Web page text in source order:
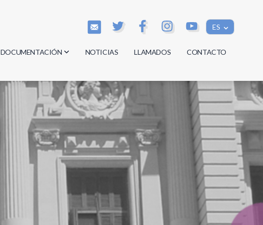
ES
DOCUMENTACIÓN
Actas
Reglamentos
Documentos
NOTICIAS LLAMADOS CONTACTO